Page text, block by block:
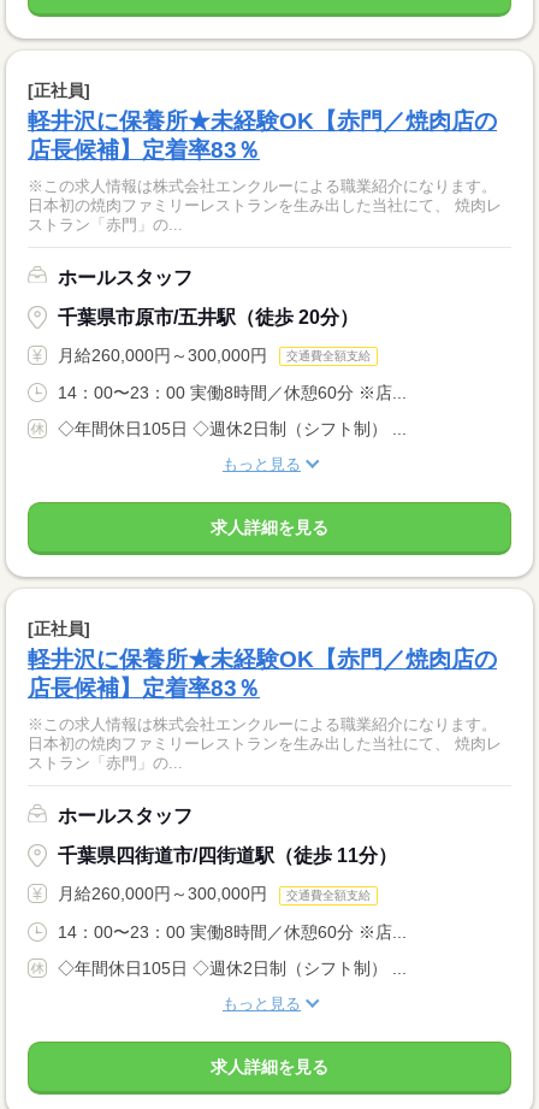
[正社員]
軽井沢に保養所★未経験OK【赤門／焼肉店の
店長候補】定着率83％
※この求人情報は株式会社エンクルーによる職業紹介になります。
日本初の焼肉ファミリーレストランを生み出した当社にて、 焼肉レ
ストラン「赤門」の...
ホールスタッフ
千葉県市原市/五井駅（徒歩 20分）
月給260,000円～300,000円 交通費全額支給
14：00〜23：00 実働8時間／休憩60分 ※店...
◇年間休日105日 ◇週休2日制（シフト制） ...
もっと見る
求人詳細を見る
[正社員]
軽井沢に保養所★未経験OK【赤門／焼肉店の
店長候補】定着率83％
※この求人情報は株式会社エンクルーによる職業紹介になります。
日本初の焼肉ファミリーレストランを生み出した当社にて、 焼肉レ
ストラン「赤門」の...
ホールスタッフ
千葉県四街道市/四街道駅（徒歩 11分）
月給260,000円～300,000円 交通費全額支給
14：00〜23：00 実働8時間／休憩60分 ※店...
◇年間休日105日 ◇週休2日制（シフト制） ...
もっと見る
求人詳細を見る